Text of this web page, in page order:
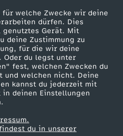
welche Zwecke wir deine
dürfen. Dies
Gerät. Mit
deine Zustimmung zu
für die wir deine
Oder du legst unter
fest, welchen Zwecken du
und welchen nicht. Deine
kannst du jederzeit mit
deinen Einstellungen
du in unserer